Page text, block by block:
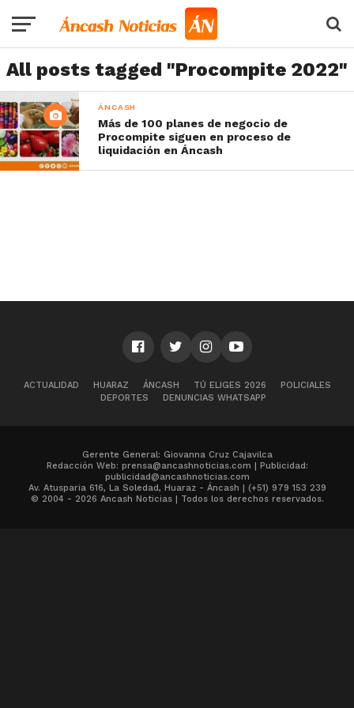
All posts tagged "Procompite 2022"
ÁNCASH
Más de 100 planes de negocio de
Procompite siguen en proceso de
liquidación en Áncash
ACTUALIDAD HUARAZ ÁNCASH TÚ ELIGES 2026
POLICIALES
DEPORTES
DENUNCIAS WHATSAPP
Gerente General: Giovanna Cruz Cajavilca
Redacción Web: prensa@ancashnoticias.com | Publicidad:
publicidad@ancashnoticias.com
Av. Atusparia 616, La Soledad, Huaraz - Áncash | (+51) 979 153 239
© 2004 - 2026 Ancash Noticias | Todos los derechos reservados.